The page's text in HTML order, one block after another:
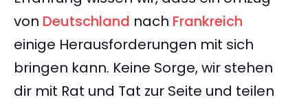
von Deutschland nach Frankreich
einige Herausforderungen mit sich
bringen kann. Keine Sorge, wir stehen
dir mit Rat und Tat zur Seite und teilen